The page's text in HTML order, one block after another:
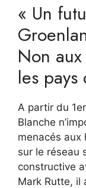
« Un
Non
les pays
A partir du
Blanche
menacés
sur le réseau
constructive
Mark Rutte, il